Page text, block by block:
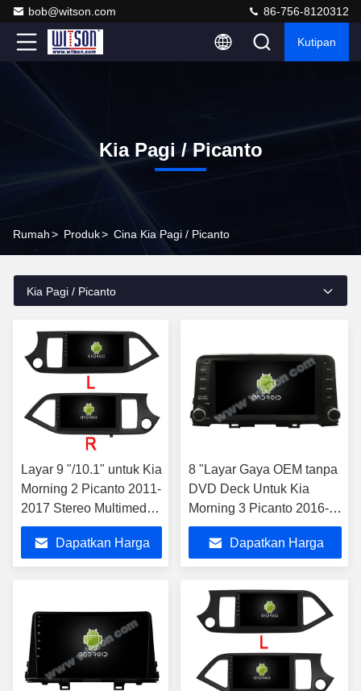
bob@witson.com 86-756-8120312
Kutipan
Kia Pagi / Picanto
Rumah> Produk> Cina Kia Pagi / Picanto
Kia Pagi / Picanto
Layar 9 "/10.1" untuk Kia
Morning 2 Picanto 2011-
2017 Stereo Multimedia
Mobil
Dapatkan Harga
8 "Layar Gaya OEM tanpa
DVD Deck Untuk Kia
Morning 3 Picanto 2016-
2020
Dapatkan Harga